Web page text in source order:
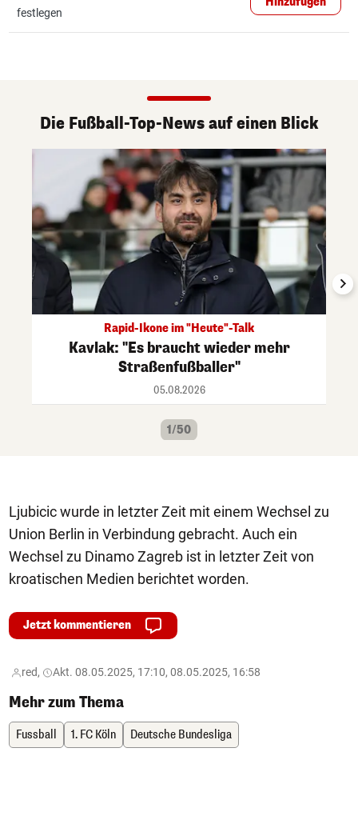
festlegen
Die Fußball-Top-News auf einen Blick
Rapid-Ikone im "Heute"-Talk
Kavlak: "Es braucht wieder mehr
Straßenfußballer"
05.08.2026
1/50
Ljubicic wurde in letzter Zeit mit einem Wechsel zu
Union Berlin in Verbindung gebracht. Auch ein
Wechsel zu Dinamo Zagreb ist in letzter Zeit von
kroatischen Medien berichtet worden.
Jetzt kommentieren
red, Akt. 08.05.2025, 17:10, 08.05.2025, 16:58
Mehr zum Thema
Fussball 1. FC Köln Deutsche Bundesliga